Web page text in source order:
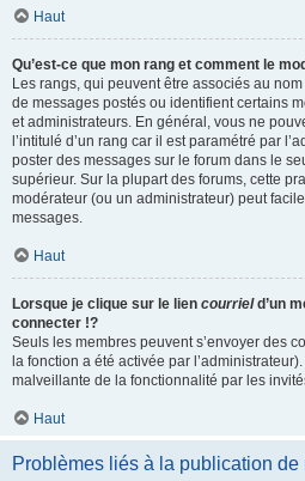
Haut
Qu’est-ce que mon rang et comment le
Les rangs, qui peuvent être associés au
de messages postés ou identifient certains
et administrateurs. En général, vous ne
l’intitulé d’un rang car il est paramétré par
poster des messages sur le forum dans le
supérieur. Sur la plupart des forums, cette
modérateur (ou un administrateur) peut
messages.
Haut
Lorsque je clique sur le lien courrield’un
connecter !?
Seuls les membres peuvent s’envoyer des
la fonction a été activée par
malveillante de la fonctionnalité par les
Haut
Problèmes liés à la publication de